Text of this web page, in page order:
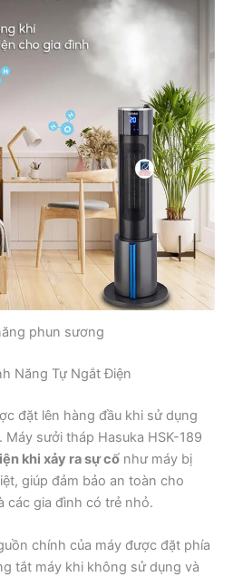
phun sương
Năng Tự Ngắt Điện
đặt lên hàng đầu khi sử dụng
sưởi tháp Hasuka HSK-189
khi xảy ra sự cố như máy bị
giúp đảm bảo an toàn cho
các gia đình có trẻ nhỏ.
chính của máy được đặt phía
tắt máy khi không sử dụng và